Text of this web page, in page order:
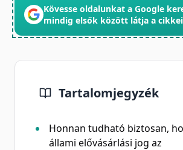
Kövesse oldalunkat a Google
mindig elsők között látja a
Tartalomjegyzék
Honnan tudható biztosan,
állami elővásárlási jog az